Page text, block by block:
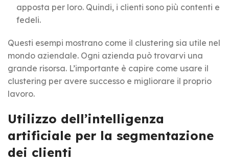
apposta per loro. Quindi, i clienti sono più contenti e
fedeli.
Questi esempi mostrano come il clustering sia utile nel
mondo aziendale. Ogni azienda può trovarvi una
grande risorsa. L’importante è capire come usare il
clustering per avere successo e migliorare il proprio
lavoro.
Utilizzo dell’intelligenza
artificiale per la segmentazione
dei clienti